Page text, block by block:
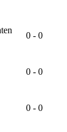
0 - 0
0 - 0
0 - 0